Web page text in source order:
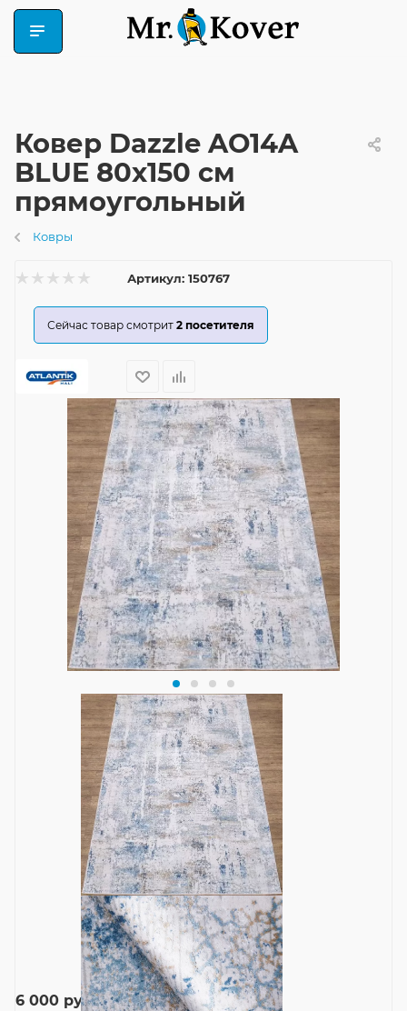
Ковер Dazzle AO14A
BLUE 80x150 см
прямоугольный
Ковры
Артикул: 150767
Сейчас товар смотрит 2 посетителя
6 000 руб./шт